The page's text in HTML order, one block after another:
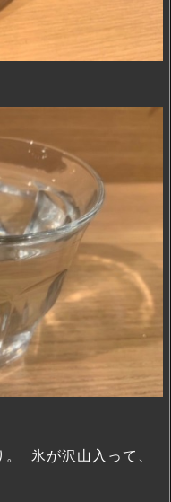
氷が沢山入って、